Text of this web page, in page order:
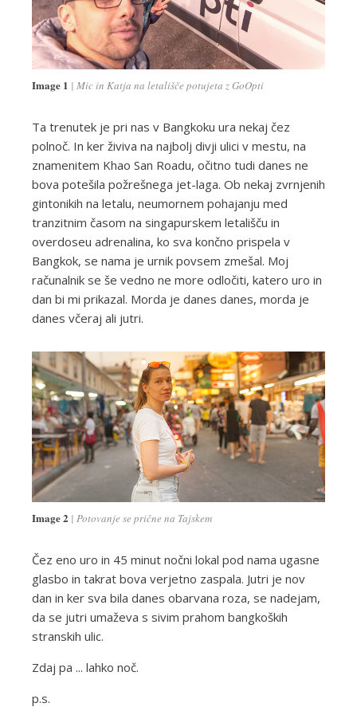
Image 1 Mic in Katja na letališče potujeta z GoOpti
Ta trenutek je pri nas v Bangkoku ura nekaj čez
polnoč. In ker živiva na najbolj divji ulici v mestu, na
znamenitem Khao San Roadu, očitno tudi danes ne
bova potešila požrešnega jet-laga. Ob nekaj zvrnjenih
gintonikih na letalu, neumornem pohajanju med
tranzitnim časom na singapurskem letališču in
overdoseu adrenalina, ko sva končno prispela v
Bangkok, se nama je urnik povsem zmešal. Moj
računalnik se še vedno ne more odločiti, katero uro in
dan bi mi prikazal. Morda je danes danes, morda je
danes včeraj ali jutri.
Image 2 Potovanje se prične na Tajskem
Čez eno uro in 45 minut nočni lokal pod nama ugasne
glasbo in takrat bova verjetno zaspala. Jutri je nov
dan in ker sva bila danes obarvana roza, se nadejam,
da se jutri umaževa s sivim prahom bangkoških
stranskih ulic.
Zdaj pa ... lahko noč.
p.s.